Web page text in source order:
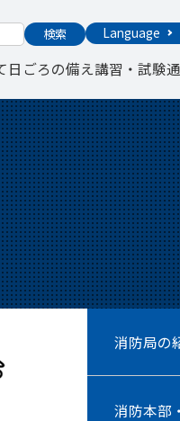
検索 Language
日ごろの備え講習・試験
消防局の
消防本部